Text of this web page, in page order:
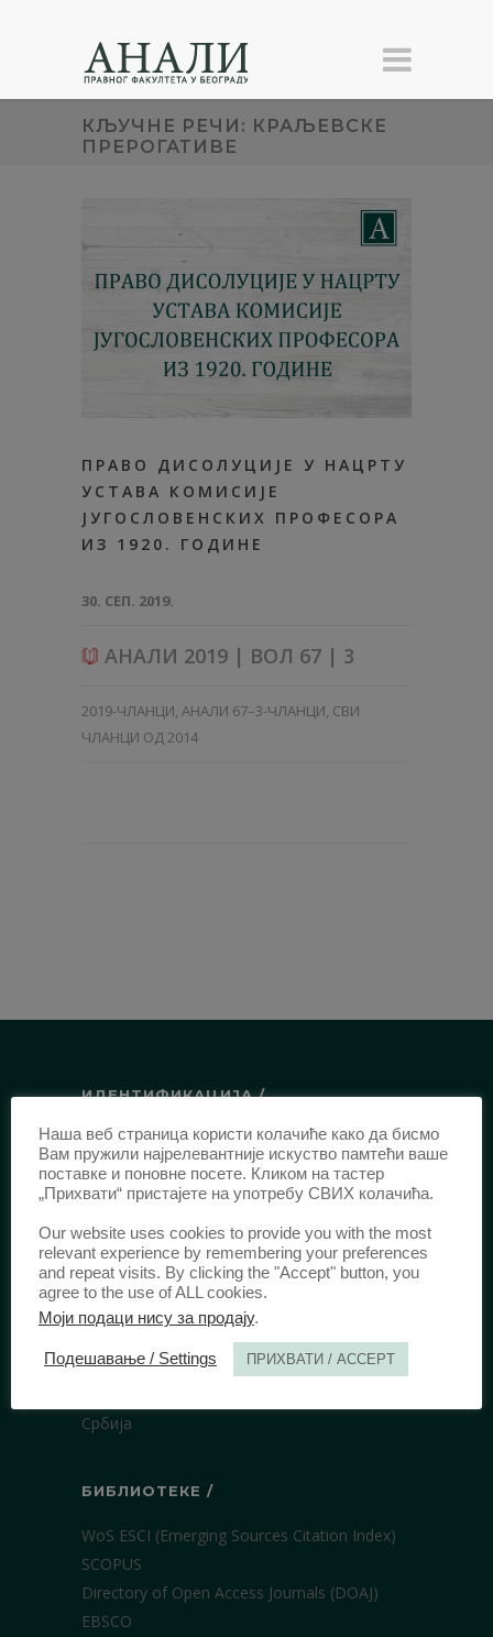
КЉУЧНЕ РЕЧИ: КРАЉЕВСКЕ
ПРЕРОГАТИВЕ
ПРАВО ДИСОЛУЦИЈЕ У НАЦРТУ
УСТАВА КОМИСИЈЕ
ЈУГОСЛОВЕНСКИХ ПРОФЕСОРА
ИЗ 1920. ГОДИНЕ
30. СЕП. 2019.
АНАЛИ 2019 | ВОЛ 67 | 3
2019-ЧЛАНЦИ, АНАЛИ 67–3-ЧЛАНЦИ, СВИ
ЧЛАНЦИ ОД 2014
ИДЕНТИФИКАЦИЈА /
ISSN:0003-2565(Штампано издање)
еISSN:2406-2693(Онлајн издање)
DOI:10.51204/Anali_PFBU_1906
ИЗДАВАЧ /
Правни факултет Универзитета у
Булевар краља Александра 67
Србија
БИБЛИОТЕКЕ /
WoS ESCI (Emerging Sources Citation Index)
SCOPUS
Directory of Open Access Journals (DOAJ)
EBSCO
Наша веб страница користи колачиће како да бисмо
Вам пружили најрелевантније искуство памтећи ваше
поставке и поновне посете. Кликом на тастер
„Прихвати“ пристајете на употребу СВИХ колачића.
Our website uses cookies to provide you with the most
relevant experience by remembering your preferences
and repeat visits. By clicking the "Accept" button, you
agree to the use of ALL cookies.
Моји подаци нису за продају.
Подешавање / Settings ПРИХВАТИ / ACCEPT